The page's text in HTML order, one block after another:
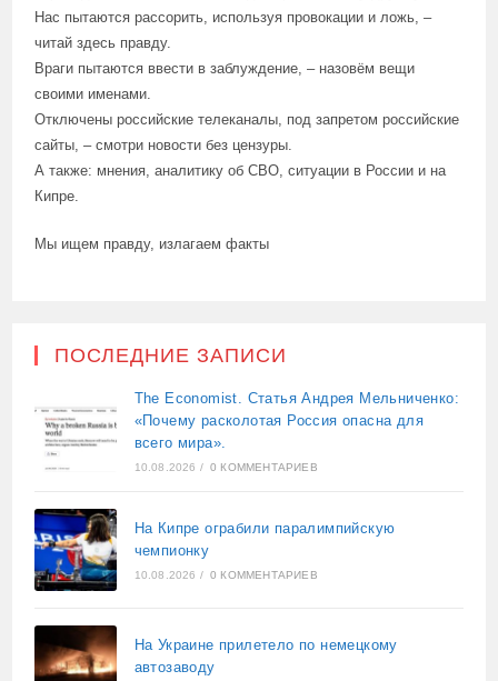
Нас пытаются рассорить, используя провокации и ложь, –
читай здесь правду.
Враги пытаются ввести в заблуждение, – назовём вещи
своими именами.
Отключены российские телеканалы, под запретом российские
сайты, – смотри новости без цензуры.
А также: мнения, аналитику об СВО, ситуации в России и на
Кипре.
Мы ищем правду, излагаем факты
ПОСЛЕДНИЕ ЗАПИСИ
The Economist. Статья Андрея Мельниченко:
«Почему расколотая Россия опасна для
всего мира».
10.08.2026 / 0 КОММЕНТАРИЕВ
На Кипре ограбили паралимпийскую
чемпионку
10.08.2026 / 0 КОММЕНТАРИЕВ
На Украине прилетело по немецкому
автозаводу